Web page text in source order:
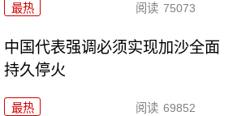
最热 阅读 75073
中国代表强调必须实现加沙全面
持久停火
最热 阅读 69852